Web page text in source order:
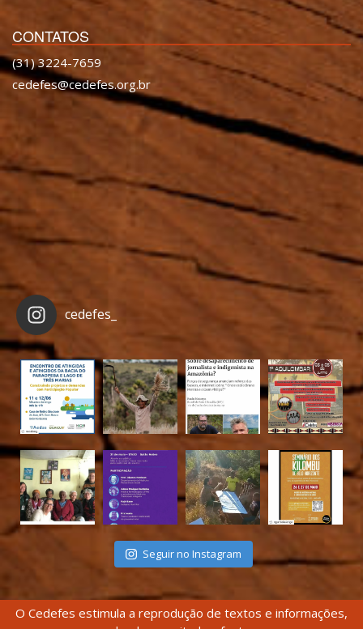
CONTATOS
(31) 3224-7659
cedefes@cedefes.org.br
cedefes_
Seguir no Instagram
O Cedefes estimula a reprodução de textos e informações,